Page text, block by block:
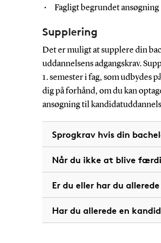
Fagligt begrundet ansøgning
Supplering
Det er muligt at supplere din
uddannelsens adgangskrav.
1. semester i fag, som udbydes
dig på forhånd, om du kan
ansøgning til
Sprogkrav hvis din
Når du ikke at blive
Er du eller har du
Har du allerede en